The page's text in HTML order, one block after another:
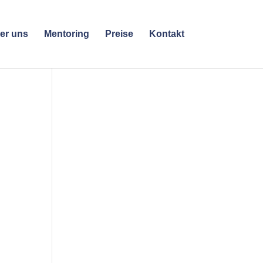
uns Mentoring Preise Kontakt